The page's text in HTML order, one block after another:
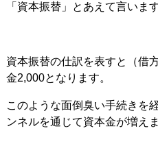
「資本振替」とあえて言います
資本振替の仕訳を表すと（
金2,000となります。
このような面倒臭い手続きを
ンネルを通じて資本金が増えま